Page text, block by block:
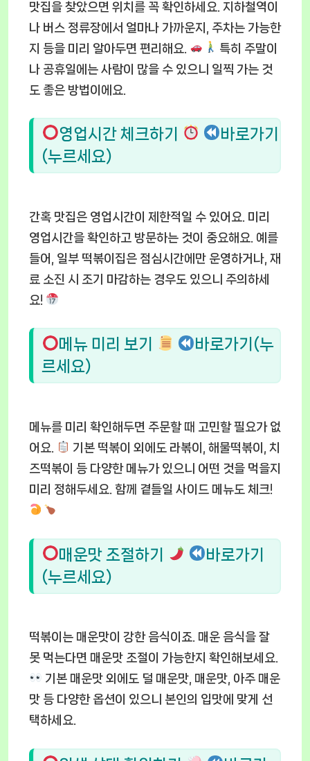
맛집을 찾았으면 위치를 꼭 확인하세요. 지하철역이
나 버스 정류장에서 얼마나 가까운지, 주차는 가능한
지 등을 미리 알아두면 편리해요.
특히 주말이
나 공휴일에는 사람이 많을 수 있으니 일찍 가는 것
도 좋은 방법이에요.
영업시간 체크하기
바로가기
(누르세요)
간혹 맛집은 영업시간이 제한적일 수 있어요. 미리
영업시간을 확인하고 방문하는 것이 중요해요. 예를
들어, 일부 떡볶이집은 점심시간에만 운영하거나, 재
료 소진 시 조기 마감하는 경우도 있으니 주의하세
요!
메뉴 미리 보기
바로가기(누
르세요)
메뉴를 미리 확인해두면 주문할 때 고민할 필요가 없
어요.
기본 떡볶이 외에도 라볶이, 해물떡볶이, 치
즈떡볶이 등 다양한 메뉴가 있으니 어떤 것을 먹을지
미리 정해두세요. 함께 곁들일 사이드 메뉴도 체크!
매운맛 조절하기
바로가기
(누르세요)
떡볶이는 매운맛이 강한 음식이죠. 매운 음식을 잘
못 먹는다면 매운맛 조절이 가능한지 확인해보세요.
기본 매운맛 외에도 덜 매운맛, 매운맛, 아주 매운
맛 등 다양한 옵션이 있으니 본인의 입맛에 맞게 선
택하세요.